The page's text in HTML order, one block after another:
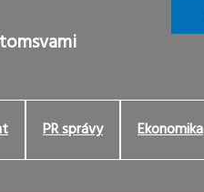
PR správy Ekonomika